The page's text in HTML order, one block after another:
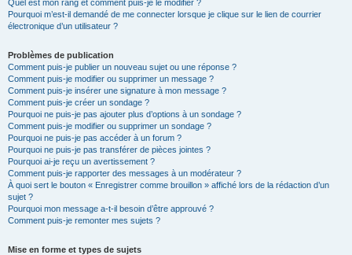
Quel est mon rang et comment puis-je le modifier ?
Pourquoi m’est-il demandé de me connecter lorsque je clique sur le lien de courrier
électronique d’un utilisateur ?
Problèmes de publication
Comment puis-je publier un nouveau sujet ou une réponse ?
Comment puis-je modifier ou supprimer un message ?
Comment puis-je insérer une signature à mon message ?
Comment puis-je créer un sondage ?
Pourquoi ne puis-je pas ajouter plus d’options à un sondage ?
Comment puis-je modifier ou supprimer un sondage ?
Pourquoi ne puis-je pas accéder à un forum ?
Pourquoi ne puis-je pas transférer de pièces jointes ?
Pourquoi ai-je reçu un avertissement ?
Comment puis-je rapporter des messages à un modérateur ?
À quoi sert le bouton « Enregistrer comme brouillon » affiché lors de la rédaction d’un
sujet ?
Pourquoi mon message a-t-il besoin d’être approuvé ?
Comment puis-je remonter mes sujets ?
Mise en forme et types de sujets